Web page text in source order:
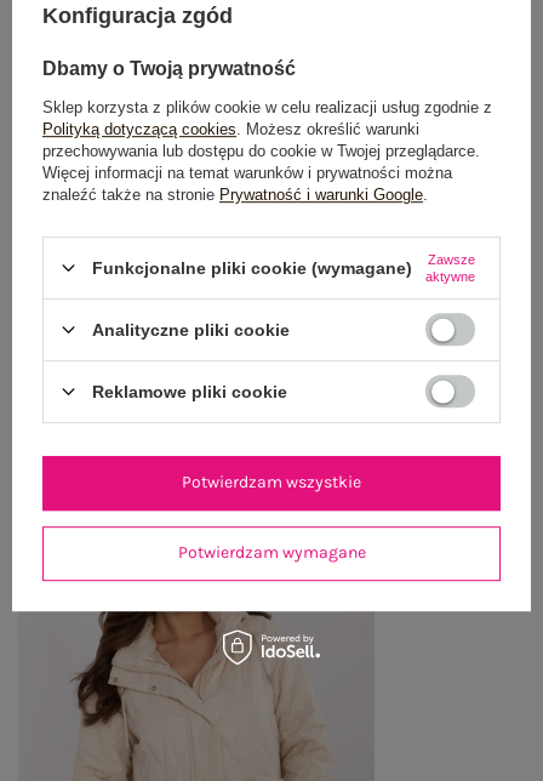
OPIS PRODUKTU
GŁÓWNE PARAMETRY
OPINIE O PRODUKCIE (1)
ZWROTY I REKLAMACJE
OSTATNIO OGLĄDANE
Konfiguracja zgód
Dbamy o Twoją prywatność
Sklep korzysta z plików cookie w celu realizacji usług zgodnie z
Polityką dotyczącą cookies . Możesz określić warunki
przechowywania lub dostępu do cookie w Twojej przeglądarce.
Więcej informacji na temat warunków i prywatności można
znaleźć także na stronie Prywatność i warunki Google
Funkcjonalne pliki cookie (wymagane)
Zawsze
aktywne
Analityczne pliki cookie
Reklamowe pliki cookie
Potwierdzam wymagane
Potwierdzam wszystkie